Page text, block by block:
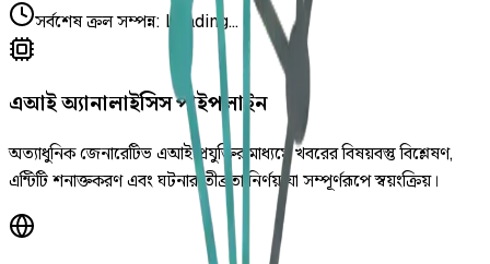
সর্বশেষ ক্রল সম্পন্ন: Loading...
এআই অ্যানালাইসিস পাইপলাইন
অত্যাধুনিক জেনারেটিভ এআই প্রযুক্তির মাধ্যমে খবরের বিষয়বস্তু বিশ্লেষণ,
এন্টিটি শনাক্তকরণ এবং ঘটনার তীব্রতা নির্ণয় যা সম্পূর্ণরূপে স্বয়ংক্রিয়।